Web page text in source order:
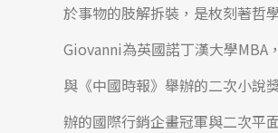
於事物的肢解拆裝，是枚刻著哲
Giovanni為英國諾丁漢大學MBA
與《中國時報》舉辦的二次小說
辦的國際行銷企畫冠軍與二次平